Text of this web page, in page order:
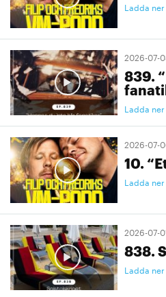
Ladda ner
2026-07-
839.
Ladda ner
2026-07-
10.
Ladda ner
2026-07-
838.
Ladda ner